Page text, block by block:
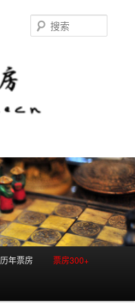
历年票房 票房300+